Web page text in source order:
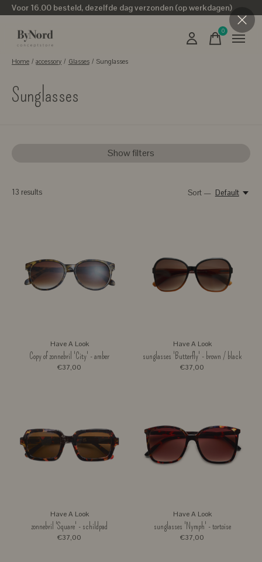
Voor 16.00 besteld, dezelfde dag verzonden (op werkdagen)
0items
Home / accessory / Glasses / Sunglasses
Sunglasses
Show filters
13 results Sort — Default
Have A Look
Copy of zonnebril 'City' - amber
€37,00
Have A Look
sunglasses 'Butterfly' - brown / black
€37,00
Have A Look
zonnebril 'Square' - schildpad
€37,00
Have A Look
sunglasses 'Nymph' - tortoise
€37,00